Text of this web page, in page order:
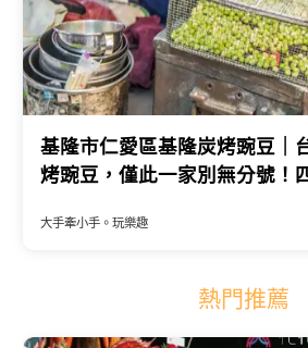
基隆市仁愛區基隆炭烤豌豆｜
烤豌豆，僅此一家別無分號！
大手牽小手。玩樂趣
熱門推薦